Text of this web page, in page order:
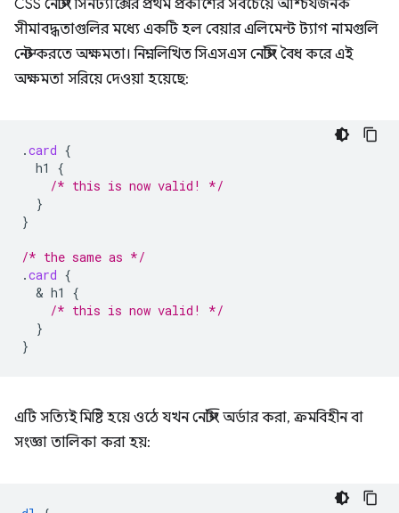
CSS নেস্টিং সিনট্যাক্সের প্রথম প্রকাশের সবচেয়ে আশ্চর্যজনক
সীমাবদ্ধতাগুলির মধ্যে একটি হল বেয়ার এলিমেন্ট ট্যাগ নামগুলি
নেস্ট করতে অক্ষমতা। নিম্নলিখিত সিএসএস নেস্টিং বৈধ করে এই
অক্ষমতা সরিয়ে দেওয়া হয়েছে:
.card {
h1
{
/* this is now valid! */
}
}
/* the same as */
.card {
  &
h1
{
/* this is now valid! */
}
}
এটি সত্যিই মিষ্টি হয়ে ওঠে যখন নেস্টিং অর্ডার করা, ক্রমবিহীন বা
সংজ্ঞা তালিকা করা হয়: